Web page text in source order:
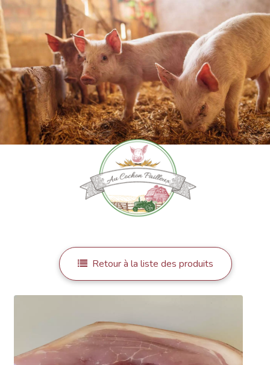
Retour à la liste des produits